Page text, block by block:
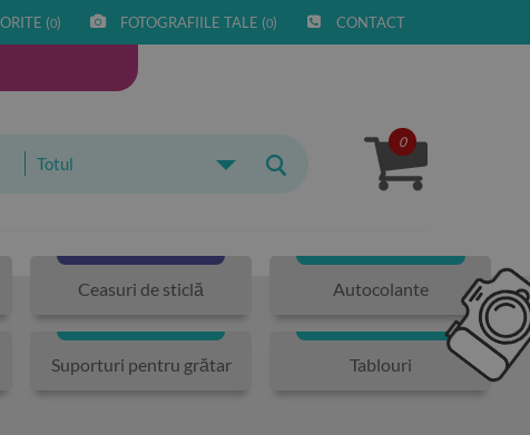
(0) FOTOGRAFIILE TALE (0) CONTACT
Totul
0
Ceasuri de sticlă Autocolante
Suporturi pentru grătar Tablouri